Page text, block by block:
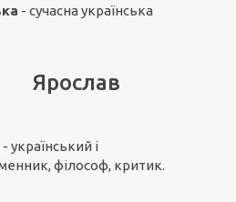
- сучасна українська
Ярослав
і
філософ, критик.